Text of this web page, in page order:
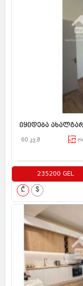
იყიდება
60 კვ.მ
235200 GEL
₾ $